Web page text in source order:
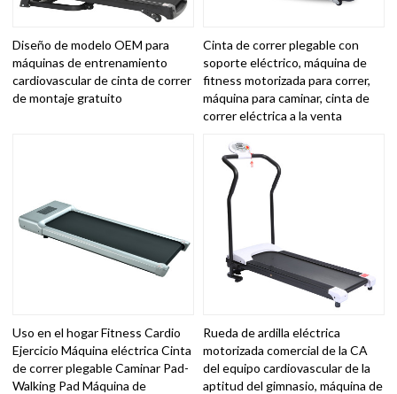
Diseño de modelo OEM para
máquinas de entrenamiento
cardiovascular de cinta de correr
de montaje gratuito
Cinta de correr plegable con
soporte eléctrico, máquina de
fitness motorizada para correr,
máquina para caminar, cinta de
correr eléctrica a la venta
Uso en el hogar Fitness Cardio
Ejercicio Máquina eléctrica Cinta
de correr plegable Caminar Pad-
Walking Pad Máquina de
Rueda de ardilla eléctrica
motorizada comercial de la CA
del equipo cardiovascular de la
aptitud del gimnasio, máquina de